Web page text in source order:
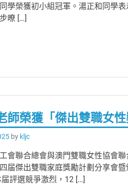
學榮獲初小組冠軍。湯正和同學表
暸 […]
師榮獲「傑出雙職女性
by kljc
聯合總會與澳門雙職女性協會聯
届傑出雙職家庭獎勵計劃分享會暨
選競爭激烈，12 […]